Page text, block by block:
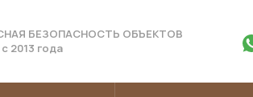
БЕЗОПАСНОСТЬ ОБЪЕКТОВ
2013 года